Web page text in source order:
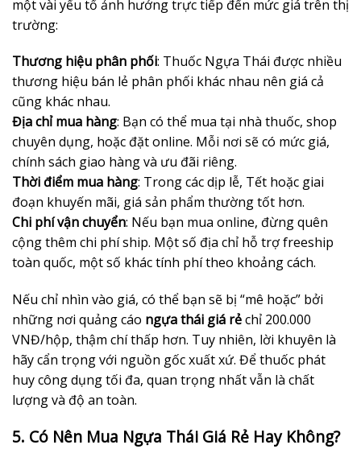
một vài yếu tố ảnh hưởng trực tiếp đến mức giá trên thị
trường:
Thương hiệu phân phối: Thuốc Ngựa Thái được nhiều
thương hiệu bán lẻ phân phối khác nhau nên giá cả
cũng khác nhau.
Địa chỉ mua hàng: Bạn có thể mua tại nhà thuốc, shop
chuyên dụng, hoặc đặt online. Mỗi nơi sẽ có mức giá,
chính sách giao hàng và ưu đãi riêng.
Thời điểm mua hàng: Trong các dịp lễ, Tết hoặc giai
đoạn khuyến mãi, giá sản phẩm thường tốt hơn.
Chi phí vận chuyển: Nếu bạn mua online, đừng quên
cộng thêm chi phí ship. Một số địa chỉ hỗ trợ freeship
toàn quốc, một số khác tính phí theo khoảng cách.
Nếu chỉ nhìn vào giá, có thể bạn sẽ bị “mê hoặc” bởi
những nơi quảng cáo ngựa thái giá rẻchỉ 200.000
VNĐ/hộp, thậm chí thấp hơn. Tuy nhiên, lời khuyên là
hãy cẩn trọng với nguồn gốc xuất xứ. Để thuốc phát
huy công dụng tối đa, quan trọng nhất vẫn là chất
lượng và độ an toàn.
5. Có Nên Mua Ngựa Thái Giá Rẻ Hay Không?